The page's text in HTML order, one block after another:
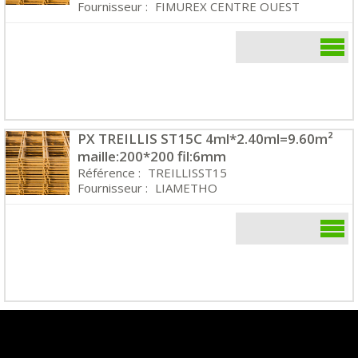
Fournisseur : FIMUREX CENTRE OUEST
PX TREILLIS ST15C 4ml*2.40ml=9.60m²
maille:200*200 fil:6mm
Référence : TREILLISST15
Fournisseur : LIAMETHO